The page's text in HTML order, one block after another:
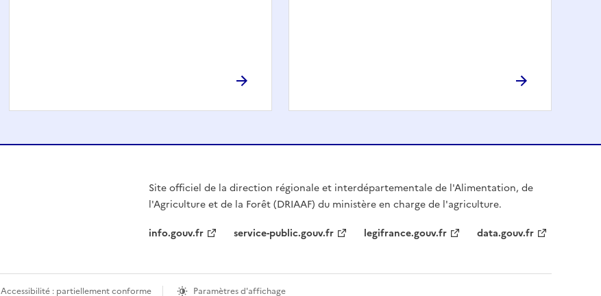
Site officiel de la direction régionale et interdépartementale de l'Alimentation, de
l'Agriculture et de la Forêt (DRIAAF) du ministère en charge de l'agriculture.
info.gouv.fr
service-public.gouv.fr legifrance.gouv.fr data.gouv.fr
Accessibilité : partiellement conforme Paramètres d'affichage